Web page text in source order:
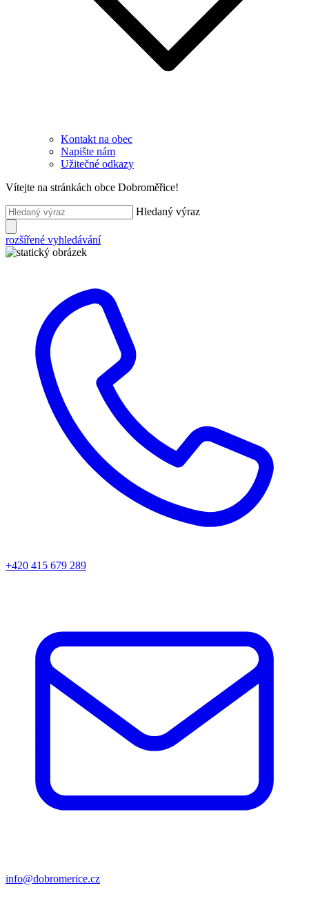
Kontakt na obec
Napište nám
Užitečné odkazy
Vítejte na stránkách obce Dobroměřice!
Hledaný výraz
rozšířené vyhledávání
+420 415 679 289
info@dobromerice.cz